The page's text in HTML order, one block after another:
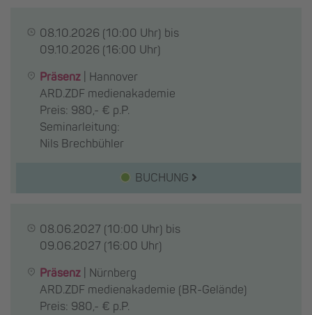
08.10.2026 (10:00 Uhr) bis
09.10.2026 (16:00 Uhr)
Präsenz
Hannover
ARD.ZDF medienakademie
Preis: 980,- € p.P.
Seminarleitung:
Nils Brechbühler
BUCHUNG
08.06.2027 (10:00 Uhr) bis
09.06.2027 (16:00 Uhr)
Präsenz
Nürnberg
ARD.ZDF medienakademie (BR-Gelände)
Preis: 980,- € p.P.